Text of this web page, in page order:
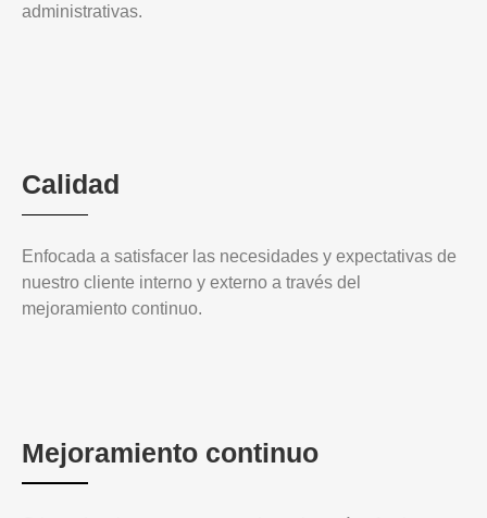
administrativas.
Calidad
Enfocada a satisfacer las necesidades y expectativas de
nuestro cliente interno y externo a través del
mejoramiento continuo.
Mejoramiento continuo